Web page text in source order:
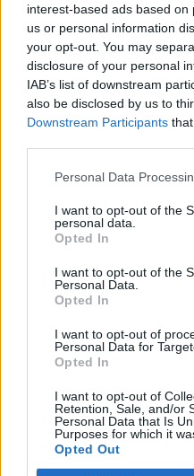
interest-based ads based
us or personal information
your opt-out. You may
disclosure of your personal
IAB’s list of downstream
also be disclosed by us to
Downstream Participants
Personal Data
I want to opt-out of the
personal data.
Opted In
I want to opt-out of the
Personal Data.
Opted In
I want to opt-out of
Personal Data for
Opted In
I want to opt-out of
Retention, Sale, and/or
Personal Data that Is
Purposes for which it
Opted Out
2026. augusztus 07.,
A